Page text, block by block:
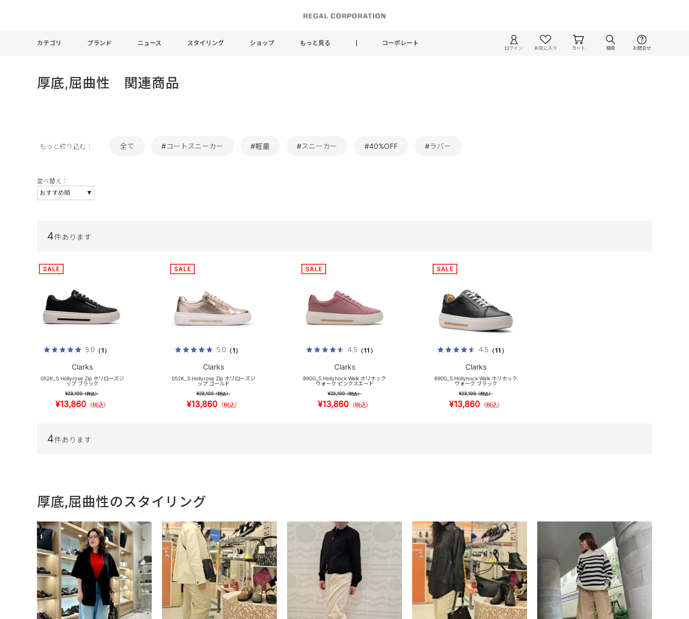
カテゴリ ブランド ニュース スタイリング ショップ もっと見る コーポレート
ログイン お気に入り カート 検索 お問合せ
厚底,屈曲性 関連商品
もっと絞り込む： 全て #コートスニーカー #軽量 #スニーカー #40%OFF #ラバー
並べ替え：
4件あります
5.0（1）
Clarks
052K_S Hollyrose Zip ホリローズジ
ップ ブラック
¥23,100（税込）
¥13,860 （税込）
5.0（1）
Clarks
052K_S Hollyrose Zip ホリローズジ
ップ ゴールド
¥23,100（税込）
¥13,860 （税込）
4.5 （11）
Clarks
890G_S Hollyhock Walk ホリホック
ウォーク ピンクスエード
¥23,100（税込）
¥13,860 （税込）
4.5 （11）
Clarks
890G_S Hollyhock Walk ホリホック
ウォーク ブラック
¥23,100（税込）
¥13,860 （税込）
4件あります
厚底,屈曲性のスタイリング